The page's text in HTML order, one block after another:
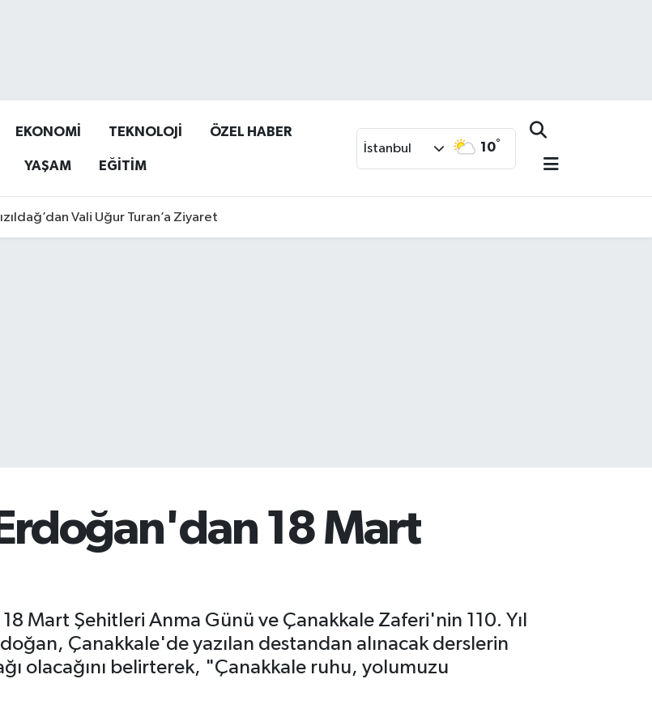
EKONOMİ TEKNOLOJİ ÖZEL HABER
YAŞAM EĞİTİM
İstanbul 10°
Vali Uğur Turan’a Ziyaret
18 Mart
Mart Şehitleri Anma Günü ve Çanakkale Zaferi'nin 110. Yıl
Çanakkale'de yazılan destandan alınacak derslerin
olacağını belirterek, "Çanakkale ruhu, yolumuzu